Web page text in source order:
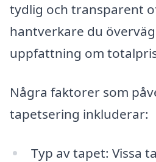
tydlig och transparent
hantverkare du
uppfattning om
Några faktorer som
tapetsering inkluderar:
Typ av tapet: Vissa